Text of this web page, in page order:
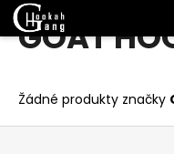
PřejítGOAT
Žádné produkty značky
K
o Zpět
Zpět
C
o
Z